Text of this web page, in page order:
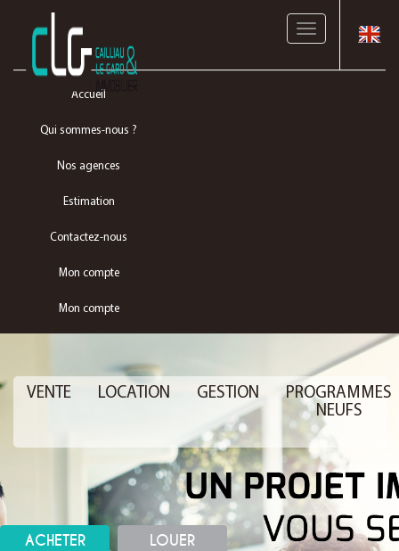
Toggle
Accueil
Qui sommes-nous ?
Nos agences
Estimation
Contactez-nous
Mon compte
Mon compte
VENTE LOCATION GESTION
PROGRAMMES
NEUFS
ACHETER LOUER